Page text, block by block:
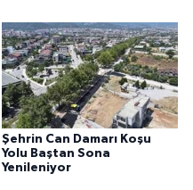
Şehrin Can Damarı Koşu
Yolu Baştan Sona
Yenileniyor